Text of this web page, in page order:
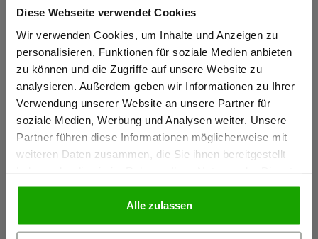
Diese Webseite verwendet Cookies
Wir verwenden Cookies, um Inhalte und Anzeigen zu
personalisieren, Funktionen für soziale Medien anbieten
zu können und die Zugriffe auf unsere Website zu
analysieren. Außerdem geben wir Informationen zu Ihrer
Verwendung unserer Website an unsere Partner für
soziale Medien, Werbung und Analysen weiter. Unsere
Partner führen diese Informationen möglicherweise mit
weiteren Daten zusammen, die Sie ihnen bereitgestellt
gesammelt haben.
Alle zulassen
Passform
Das passt dazu
Sind Sie
Gewerbetreibender?
Ich bestätige, dass ich Gewerbetreibender bin. Alle
Preise werden netto ausgewiesen.